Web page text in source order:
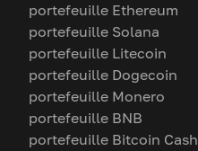
portefeuille Ethereum
portefeuille Solana
portefeuille Litecoin
portefeuille Dogecoin
portefeuille Monero
portefeuille BNB
portefeuille Bitcoin Cash